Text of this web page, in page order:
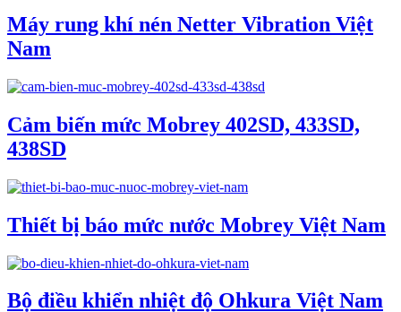
Máy rung khí nén Netter Vibration Việt
Nam
Cảm biến mức Mobrey 402SD, 433SD,
438SD
Thiết bị báo mức nước Mobrey Việt Nam
Bộ điều khiển nhiệt độ Ohkura Việt Nam